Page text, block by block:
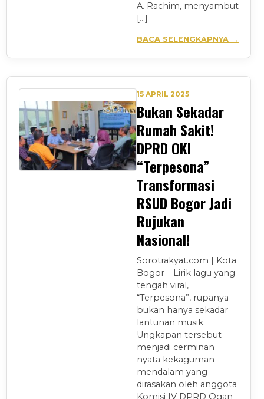
A. Rachim, menyambut
[…]
BACA SELENGKAPNYA →
15 APRIL 2025
Bukan Sekadar
Rumah Sakit!
DPRD OKI
“Terpesona”
Transformasi
RSUD Bogor Jadi
Rujukan
Nasional!
Sorotrakyat.com | Kota
Bogor – Lirik lagu yang
tengah viral,
“Terpesona”, rupanya
bukan hanya sekadar
lantunan musik.
Ungkapan tersebut
menjadi cerminan
nyata kekaguman
mendalam yang
dirasakan oleh anggota
Komisi IV DPRD Ogan